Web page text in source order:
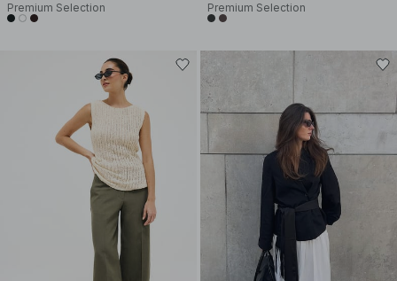
Premium Selection
Premium Selection